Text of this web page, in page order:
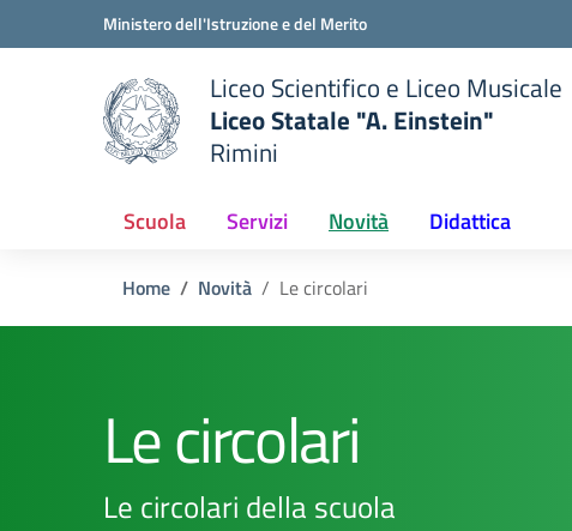
Vai ai contenuti
Vai al menu di navigazioneMinistero dell'Istruzione e del Merito
scuola
Liceo Scientifico e Liceo Musicale
Liceo Statale "A. Einstein"
Rimini
Scuola Servizi Novità Didattica
Home Novità Le circolari
Le circolari
Le circolari della scuola